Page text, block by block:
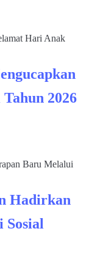
2026
Hadirkan